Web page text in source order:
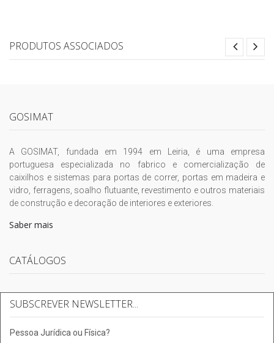
PRODUTOS ASSOCIADOS
GOSIMAT
A GOSIMAT, fundada em 1994 em Leiria, é uma empresa
portuguesa especializada no fabrico e comercialização de
caixilhos e sistemas para portas de correr, portas em madeira e
vidro, ferragens, soalho flutuante, revestimento e outros materiais
de construção e decoração de interiores e exteriores.
Saber mais
CATÁLOGOS
SUBSCREVER NEWSLETTER...
Pessoa Jurídica ou Física?